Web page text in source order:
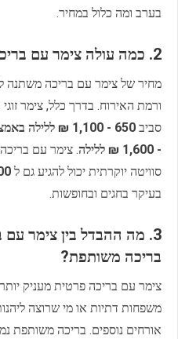
בערב ומה כלול במחיר.
2. כמה עולה צימר עם בריכה?
מחיר של צימר עם בריכה משתנה
ורמת האירוח. בדרך כלל, צימר
סביב 650 - 1,100 ₪ ללילה באמצע שבוע
- 1,600 ₪ ללילה
. צימר עם
סוויטה יוקרתית יכול להגיע גם ל 1,500 -
בעיקר בחגים ובחופשות.
3. מה ההבדל בין צימר
בריכה משותפת?
צימר עם בריכה פרטית מעניק
משפחות דתיות או מי שרוצה
אורחים נוספים. בריכה